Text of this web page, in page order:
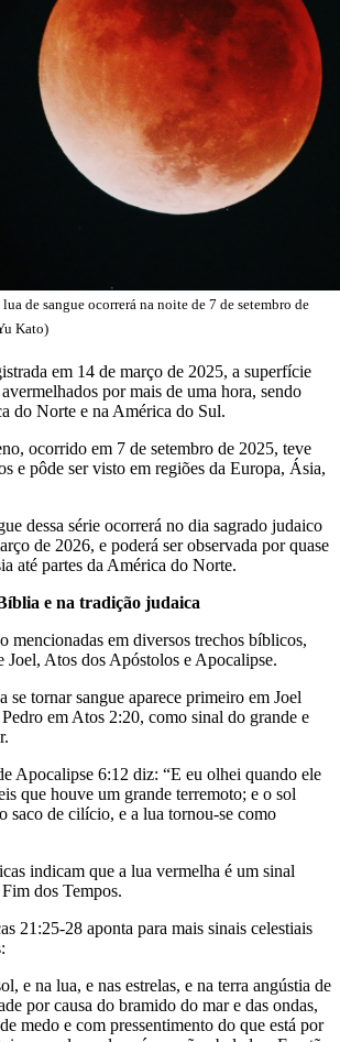
de sangue ocorrerá na noite de 7 de setembro de
Kato)
em 14 de março de 2025, a superfície
por mais de uma hora, sendo
do Norte e na América do Sul.
ocorrido em 7 de setembro de 2025, teve
e pôde ser visto em regiões da Europa, Ásia,
dessa série ocorrerá no dia sagrado judaico
de 2026, e poderá ser observada por quase
até partes da América do Norte.
e na tradição judaica
mencionadas em diversos trechos bíblicos,
Atos dos Apóstolos e Apocalipse.
se tornar sangue aparece primeiro em Joel
em Atos 2:20, como sinal do grande e
Apocalipse 6:12 diz: “E eu olhei quando ele
que houve um grande terremoto; e o sol
saco de cilício, e a lua tornou-se como
indicam que a lua vermelha é um sinal
dos Tempos.
21:25-28 aponta para mais sinais celestiais
e na lua, e nas estrelas, e na terra angústia de
por causa do bramido do mar e das ondas,
medo e com pressentimento do que está por